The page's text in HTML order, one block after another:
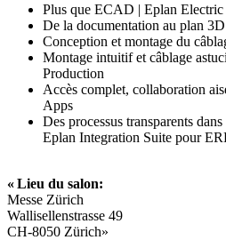
Plus que ECAD | Eplan Electric
De la documentation au plan
Conception et montage du
Montage intuitif et câblage
Production
Accès complet, collaboration
Apps
Des processus transparents
Eplan Integration Suite pour
« Lieu du salon:
Messe Zürich
Wallisellenstrasse 49
CH-8050 Zürich»